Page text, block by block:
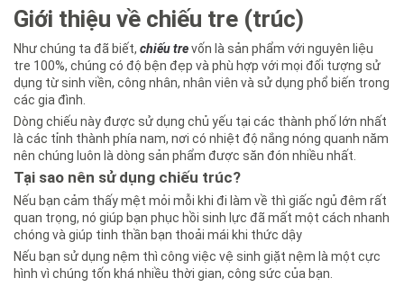
Giới thiệu về chiếu tre (trúc)
Như chúng ta đã biết, chiếu trevốn là sản phẩm với nguyên liệu
tre 100%, chúng có độ bện đẹp và phù hợp với mọi đối tượng sử
dụng từ sinh viền, công nhân, nhân viên và sử dụng phổ biến trong
các gia đình.
Dòng chiếu này được sử dụng chủ yếu tại các thành phố lớn nhất
là các tỉnh thành phía nam, nơi có nhiệt độ nắng nóng quanh năm
nên chúng luôn là dòng sản phẩm được săn đón nhiều nhất.
Tại sao nên sử dụng chiếu trúc?
Nếu bạn cảm thấy mệt mỏi mỗi khi đi làm về thì giấc ngủ đêm rất
quan trọng, nó giúp bạn phục hồi sinh lực đã mất một cách nhanh
chóng và giúp tinh thần bạn thoải mái khi thức dậy
Nếu bạn sử dụng nệm thì công việc vệ sinh giặt nệm là một cực
hình vì chúng tốn khá nhiều thời gian, công sức của bạn.